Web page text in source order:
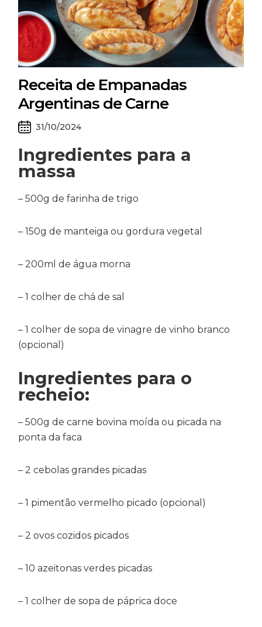
Receita de Empanadas
Argentinas de Carne
31/10/2024
Ingredientes para a
massa
– 500g de farinha de trigo
– 150g de manteiga ou gordura vegetal
– 200ml de água morna
– 1 colher de chá de sal
– 1 colher de sopa de vinagre de vinho branco
(opcional)
Ingredientes para o
recheio:
– 500g de carne bovina moída ou picada na
ponta da faca
– 2 cebolas grandes picadas
– 1 pimentão vermelho picado (opcional)
– 2 ovos cozidos picados
– 10 azeitonas verdes picadas
– 1 colher de sopa de páprica doce